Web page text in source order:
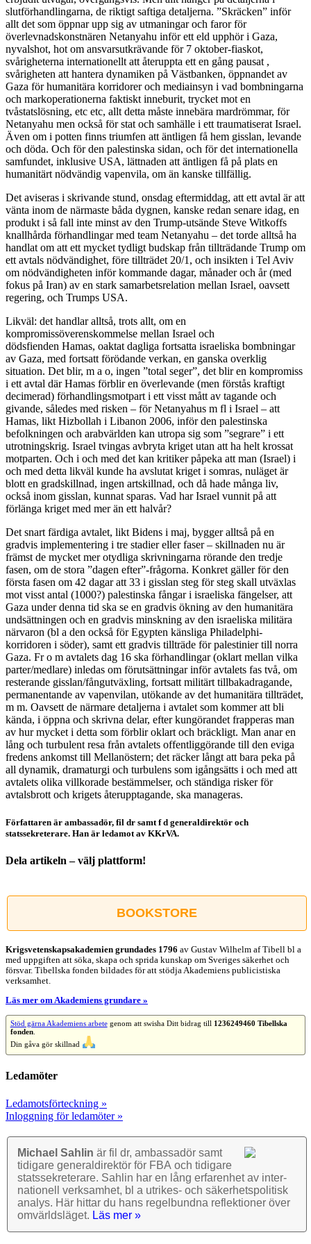
slutförhandlingarna, de riktigt saftiga detaljerna. ”Skräcken” inför
allt det som öppnar upp sig av utmaningar och faror för
överlevnadskonstnären Netanyahu inför ett eld upphör i Gaza,
nyvalshot, hot om ansvarsutkrävande för 7 oktober-fiaskot,
svårigheterna internationellt att återuppta ett en gång pausat ,
svårigheten att hantera dynamiken på Västbanken, öppnandet av
Gaza för humanitära korridorer och mediainsyn i vad bombningarna
och markoperationerna faktiskt inneburit, trycket mot en
tvåstatslösning, etc etc, allt detta måste innebära mardrömmar, för
Netanyahu men också för stat och samhälle i ett traumatiserat Israel.
Även om i potten finns triumfen att äntligen få hem gisslan, levande
och döda. Och för den palestinska sidan, och för det internationella
samfundet, inklusive USA, lättnaden att äntligen få på plats en
humanitärt nödvändig vapenvila, om än kanske tillfällig.
Det aviseras i skrivande stund, onsdag eftermiddag, att ett avtal är att
vänta inom de närmaste båda dygnen, kanske redan senare idag, en
produkt i så fall inte minst av den Trump-utsände Steve Witkoffs
knallhårda förhandlingar med team Netanyahu – det torde alltså ha
handlat om att ett mycket tydligt budskap från tillträdande Trump om
ett avtals nödvändighet, före tillträdet 20/1, och insikten i Tel Aviv
om nödvändigheten inför kommande dagar, månader och år (med
fokus på Iran) av en stark samarbetsrelation mellan Israel, oavsett
regering, och Trumps USA.
Likväl: det handlar alltså, trots allt, om en
kompromissöverenskommelse mellan Israel och
dödsfienden Hamas, oaktat dagliga fortsatta israeliska bombningar
av Gaza, med fortsatt förödande verkan, en ganska overklig
situation. Det blir, m a o, ingen ”total seger”, det blir en kompromiss
i ett avtal där Hamas förblir en överlevande (men förstås kraftigt
decimerad) förhandlingsmotpart i ett visst mått av tagande och
givande, således med risken – för Netanyahus m fl i Israel – att
Hamas, likt Hizbollah i Libanon 2006, inför den palestinska
befolkningen och arabvärlden kan utropa sig som ”segrare” i ett
utrotningskrig. Israel tvingas avbryta kriget utan att ha helt krossat
motparten. Och i och med det kan kritiker påpeka att man (Israel) i
och med detta likväl kunde ha avslutat kriget i somras, nuläget är
blott en gradskillnad, ingen artskillnad, och då hade många liv,
också inom gisslan, kunnat sparas. Vad har Israel vunnit på att
förlänga kriget med mer än ett halvår?
Det snart färdiga avtalet, likt Bidens i maj, bygger alltså på en
gradvis implementering i tre stadier eller faser – skillnaden nu är
främst de mycket mer otydliga skrivningarna rörande den tredje
fasen, om de stora ”dagen efter”-frågorna. Konkret gäller för den
första fasen om 42 dagar att 33 i gisslan steg för steg skall utväxlas
mot visst antal (1000?) palestinska fångar i israeliska fängelser, att
Gaza under denna tid ska se en gradvis ökning av den humanitära
undsättningen och en gradvis minskning av den israeliska militära
närvaron (bl a den också för Egypten känsliga Philadelphi-
korridoren i söder), samt ett gradvis tillträde för palestinier till norra
Gaza. Fr o m avtalets dag 16 ska förhandlingar (oklart mellan vilka
parter/medlare) inledas om förutsättningar inför avtalets fas två, om
resterande gisslan/fångutväxling, fortsatt militärt tillbakadragande,
permanentande av vapenvilan, utökande av det humanitära tillträdet,
m m. Oavsett de närmare detaljerna i avtalet som kommer att bli
kända, i öppna och skrivna delar, efter kungörandet frapperas man
av hur mycket i detta som förblir oklart och bräckligt. Man anar en
lång och turbulent resa från avtalets offentliggörande till den eviga
fredens ankomst till Mellanöstern; det räcker långt att bara peka på
all dynamik, dramaturgi och turbulens som igångsätts i och med att
avtalets olika villkorade bestämmelser, och ständiga risker för
avtalsbrott och krigets återupptagande, ska manageras.
Författaren är ambassadör, fil dr samt f d generaldirektör och
statssekreterare. Han är ledamot av KKrVA.
Dela artikeln – välj plattform!
post
BOOKSTORE
Krigsvetenskap­sakademien grundades 1796 av Gustav Wilhelm af Tibell bl a
med uppgiften att söka, skapa och sprida kunskap om Sveriges säkerhet och
försvar. Tibellska fonden bildades för att stödja Akademiens publicistiska
verksamhet.
Läs mer om Akademiens grundare »
Stöd gärna Akademiens arbetegenom att swisha Ditt bidrag till 1236249460 Tibellska
fonden.
Din gåva gör skillnad
Ledamöter
Ledamotsförteckning »
Inloggning för ledamöter »
Michael Sahlin är fil dr, ambassadör samt
tidigare general­direktör för FBA och tidigare
stats­sekre­terare. Sahlin har en lång erfarenhet av inter­
nationell verk­samhet, bl a utrikes- och säkerhets­politisk
analys. Här hittar du hans regel­bundna reflek­tioner över
omvärlds­läget. Läs mer »